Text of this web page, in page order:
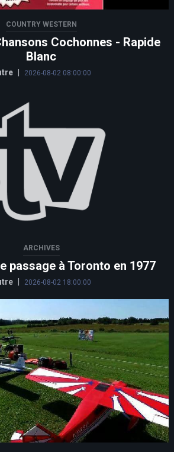
COUNTRY WESTERN
Cochonnes - Rapide
Blanc
2026-08-02 08:00:00
ARCHIVES
passage à Toronto en 1977
2026-08-02 18:00:00